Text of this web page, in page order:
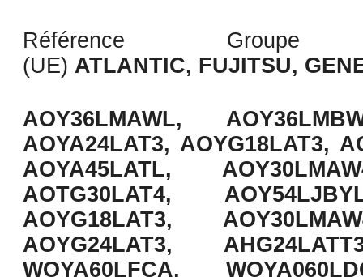
Référence
(UE) ATLANTIC, FUJITSU,
AOY36LMAWL,
AOYA24LAT3, AOYG18LAT3,
AOYA45LATL,
AOTG30LAT4,
AOYG18LAT3,
AOYG24LAT3,
WOYA60LFCA,